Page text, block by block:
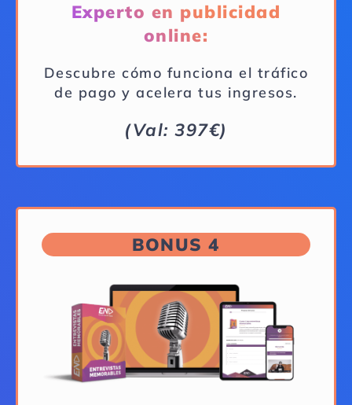
Experto en publicidad
online:
Descubre cómo funciona el tráfico
de pago y acelera tus ingresos.
(Val: 397€)
BONUS 4